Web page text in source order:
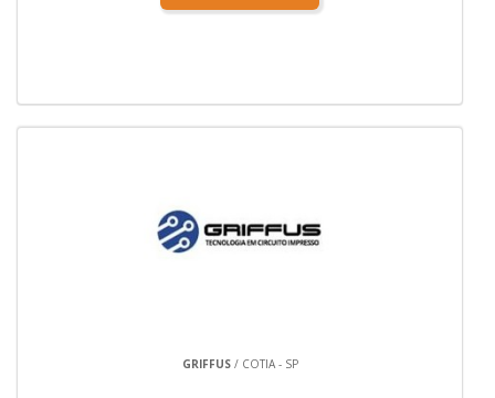
GRIFFUS/ COTIA - SP